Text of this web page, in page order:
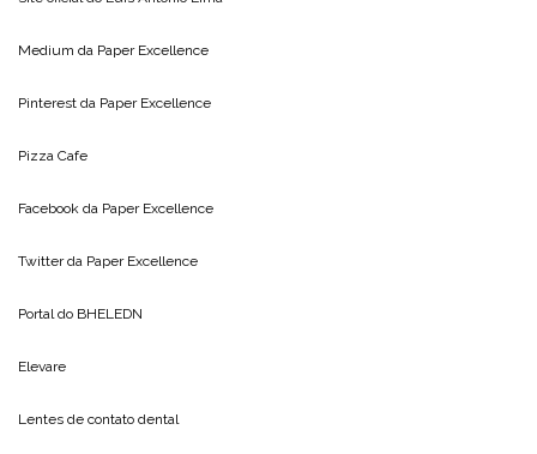
Medium da Paper Excellence
Pinterest da Paper Excellence
Pizza Cafe
Facebook da Paper Excellence
Twitter da Paper Excellence
Portal do BHELEDN
Elevare
Lentes de contato dental